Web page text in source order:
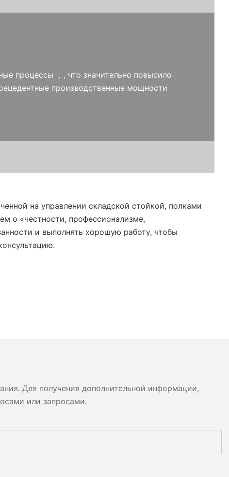
процессы ，, что значительно повысило
производственные мощности
на управлении складской стойкой, полками
о «честности, профессионализме,
и выполнять хорошую работу, чтобы
Для получения дополнительной информации,
или запросами.